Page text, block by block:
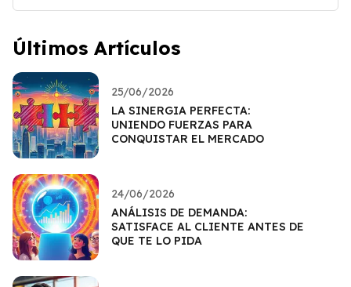
Últimos Artículos
25/06/2026
LA SINERGIA PERFECTA:
UNIENDO FUERZAS PARA
CONQUISTAR EL MERCADO
24/06/2026
ANÁLISIS DE DEMANDA:
SATISFACE AL CLIENTE ANTES DE
QUE TE LO PIDA